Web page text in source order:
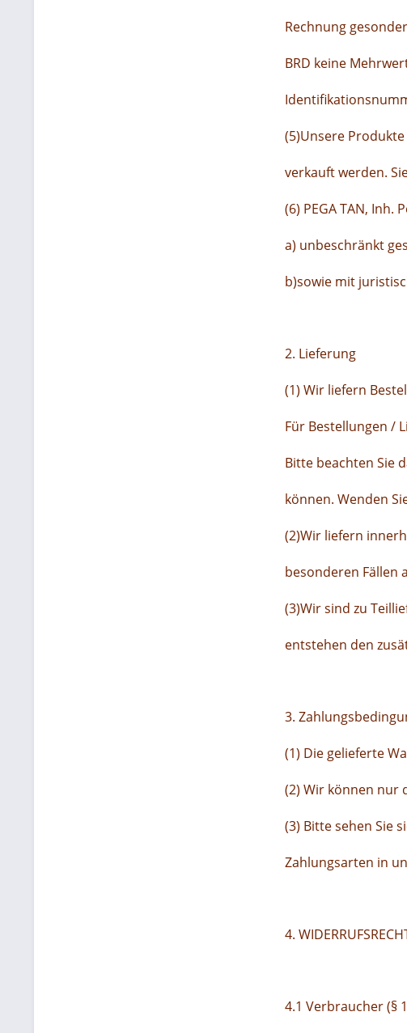
Rechnung
BRD keine
(5)Unsere
verkauft werden.
(6) PEGA TAN, Inh.
a) unbeschränkt
b)sowie mit
2. Lieferung
(1) Wir liefern
Für Bestellungen /
Bitte beachten Sie
können. Wenden
(2)Wir liefern
besonderen Fällen
(3)Wir sind zu
entstehen den
3.
(1) Die gelieferte
(2) Wir können nur
(3) Bitte sehen Sie
Zahlungsarten in
4.
4.1 Verbraucher (§